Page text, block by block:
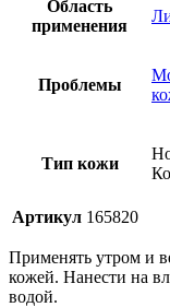
Область
применения
Проблемы
Тип кожи
Артикул 165820
Применять утром и
кожей. Нанести на
водой.